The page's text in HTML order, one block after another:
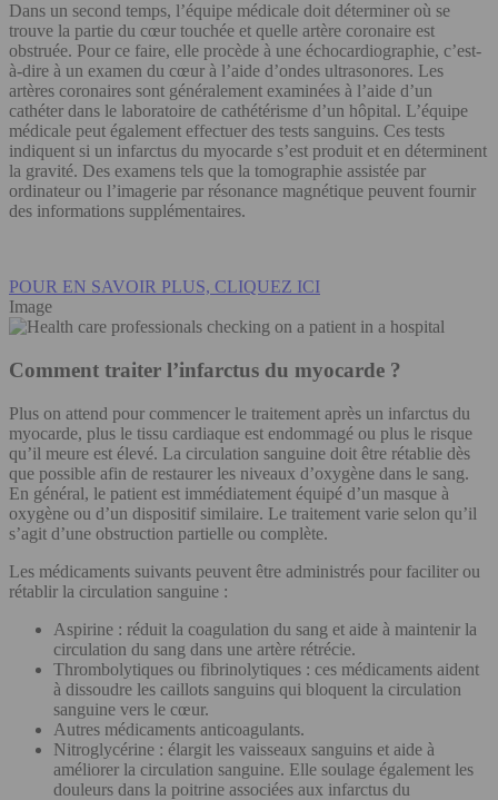
Dans un second temps, l’équipe médicale doit déterminer où se
trouve la partie du cœur touchée et quelle artère coronaire est
obstruée. Pour ce faire, elle procède à une échocardiographie, c’est-
à-dire à un examen du cœur à l’aide d’ondes ultrasonores. Les
artères coronaires sont généralement examinées à l’aide d’un
cathéter dans le laboratoire de cathétérisme d’un hôpital. L’équipe
médicale peut également effectuer des tests sanguins. Ces tests
indiquent si un infarctus du myocarde s’est produit et en déterminent
la gravité. Des examens tels que la tomographie assistée par
ordinateur ou l’imagerie par résonance magnétique peuvent fournir
des informations supplémentaires.
POUR EN SAVOIR PLUS, CLIQUEZ ICI
Image
Comment traiter l’infarctus du myocarde ?
Plus on attend pour commencer le traitement après un infarctus du
myocarde, plus le tissu cardiaque est endommagé ou plus le risque
qu’il meure est élevé. La circulation sanguine doit être rétablie dès
que possible afin de restaurer les niveaux d’oxygène dans le sang.
En général, le patient est immédiatement équipé d’un masque à
oxygène ou d’un dispositif similaire. Le traitement varie selon qu’il
s’agit d’une obstruction partielle ou complète.
Les médicaments suivants peuvent être administrés pour faciliter ou
rétablir la circulation sanguine :
Aspirine : réduit la coagulation du sang et aide à maintenir la
circulation du sang dans une artère rétrécie.
Thrombolytiques ou fibrinolytiques : ces médicaments aident
à dissoudre les caillots sanguins qui bloquent la circulation
sanguine vers le cœur.
Autres médicaments anticoagulants.
Nitroglycérine : élargit les vaisseaux sanguins et aide à
améliorer la circulation sanguine. Elle soulage également les
douleurs dans la poitrine associées aux infarctus du